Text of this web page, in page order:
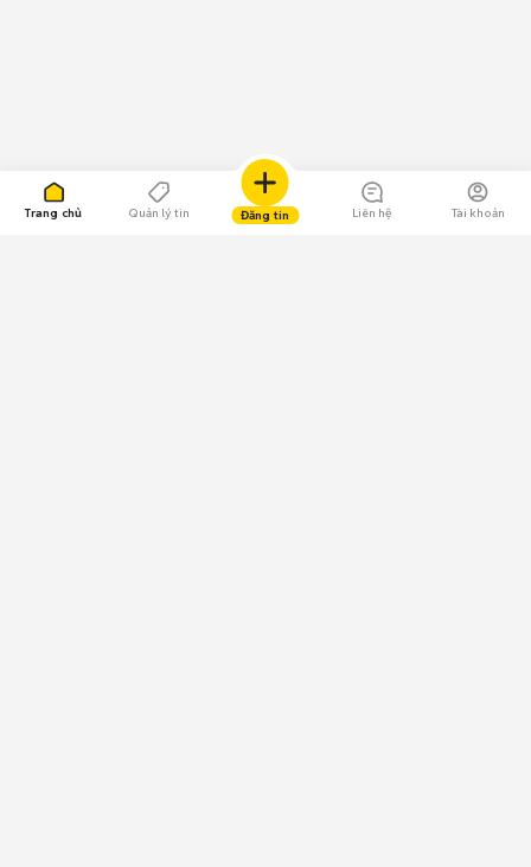
Trang chủ Quản lý tin Đăng tin Liên hệ Tài khoản